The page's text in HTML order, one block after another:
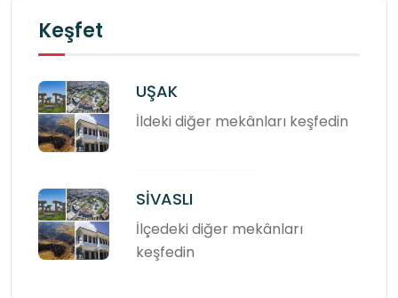
Keşfet
UŞAK
İldeki diğer mekânları keşfedin
SİVASLI
İlçedeki diğer mekânları
keşfedin